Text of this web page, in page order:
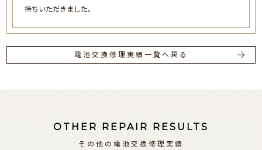
持ちいただきました。
電池交換修理実績一覧へ戻る
OTHER REPAIR RESULTS
その他の電池交換修理実績